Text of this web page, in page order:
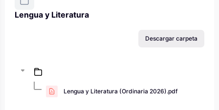
Lengua y Literatura
Descargar carpeta
Lengua y Literatura (Ordinaria 2026).pdf